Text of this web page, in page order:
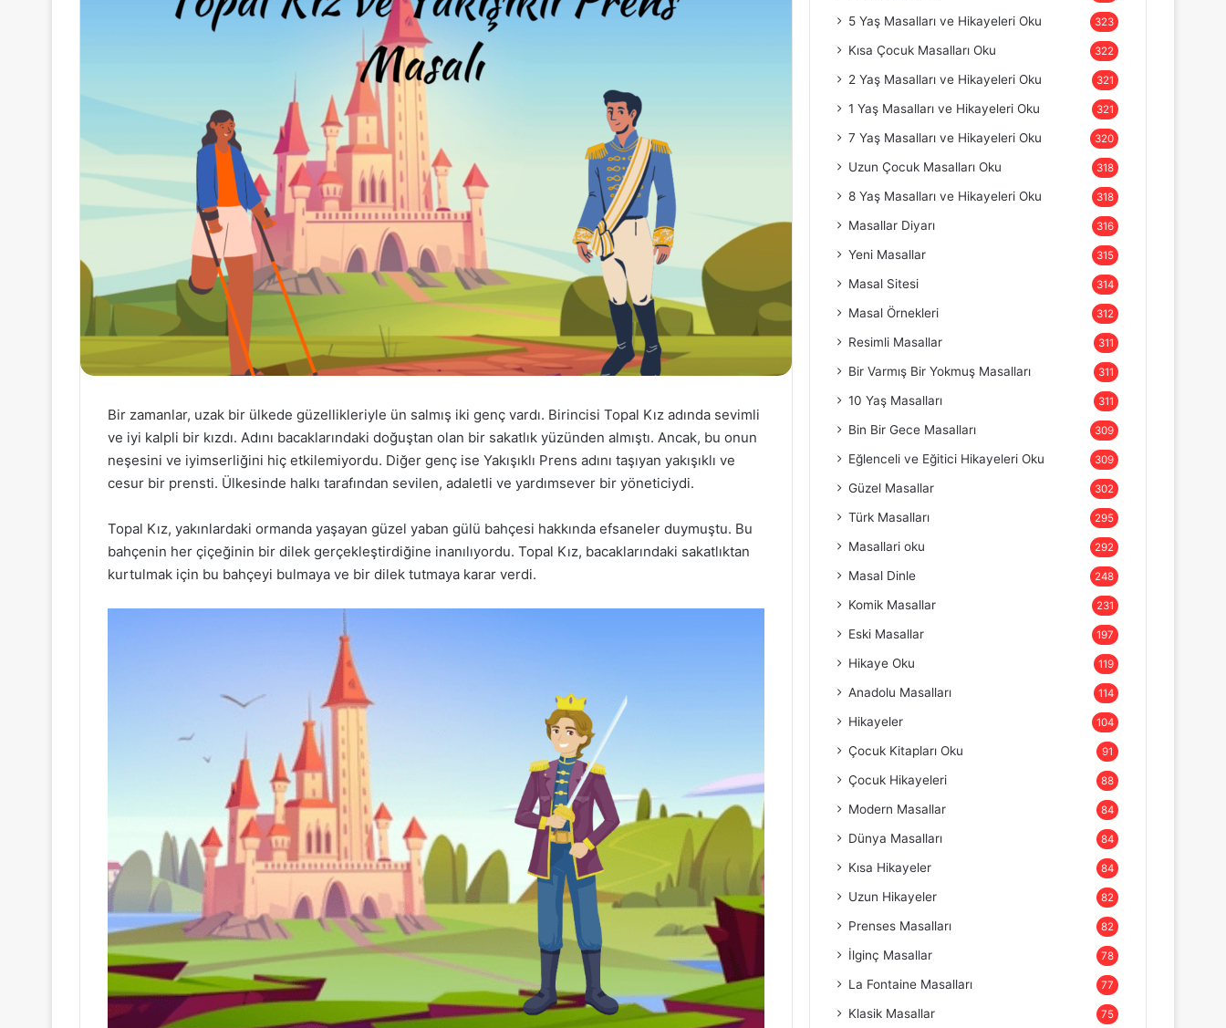
Bir zamanlar, uzak bir ülkede güzellikleriyle ün salmış iki genç vardı. Birincisi Topal Kız adında sevimli
ve iyi kalpli bir kızdı. Adını bacaklarındaki doğuştan olan bir sakatlık yüzünden almıştı. Ancak, bu onun
neşesini ve iyimserliğini hiç etkilemiyordu. Diğer genç ise Yakışıklı Prens adını taşıyan yakışıklı ve
cesur bir prensti. Ülkesinde halkı tarafından sevilen, adaletli ve yardımsever bir yöneticiydi.
Topal Kız, yakınlardaki ormanda yaşayan güzel yaban gülü bahçesi hakkında efsaneler duymuştu. Bu
bahçenin her çiçeğinin bir dilek gerçekleştirdiğine inanılıyordu. Topal Kız, bacaklarındaki sakatlıktan
kurtulmak için bu bahçeyi bulmaya ve bir dilek tutmaya karar verdi.
5 Yaş Masalları ve Hikayeleri Oku 323
Kısa Çocuk Masalları Oku 322
2 Yaş Masalları ve Hikayeleri Oku 321
1 Yaş Masalları ve Hikayeleri Oku 321
7 Yaş Masalları ve Hikayeleri Oku 320
Uzun Çocuk Masalları Oku 318
8 Yaş Masalları ve Hikayeleri Oku 318
Masallar Diyarı 316
Yeni Masallar 315
Masal Sitesi 314
Masal Örnekleri 312
Resimli Masallar 311
Bir Varmış Bir Yokmuş Masalları 311
10 Yaş Masalları 311
Bin Bir Gece Masalları 309
Eğlenceli ve Eğitici Hikayeleri Oku 309
Güzel Masallar 302
Türk Masalları 295
Masallari oku 292
Masal Dinle 248
Komik Masallar 231
Eski Masallar 197
Hikaye Oku 119
Anadolu Masalları 114
Hikayeler 104
Çocuk Kitapları Oku 91
Çocuk Hikayeleri 88
Modern Masallar 84
Dünya Masalları 84
Kısa Hikayeler 84
Uzun Hikayeler 82
Prenses Masalları 82
İlginç Masallar 78
La Fontaine Masalları 77
Klasik Masallar 75